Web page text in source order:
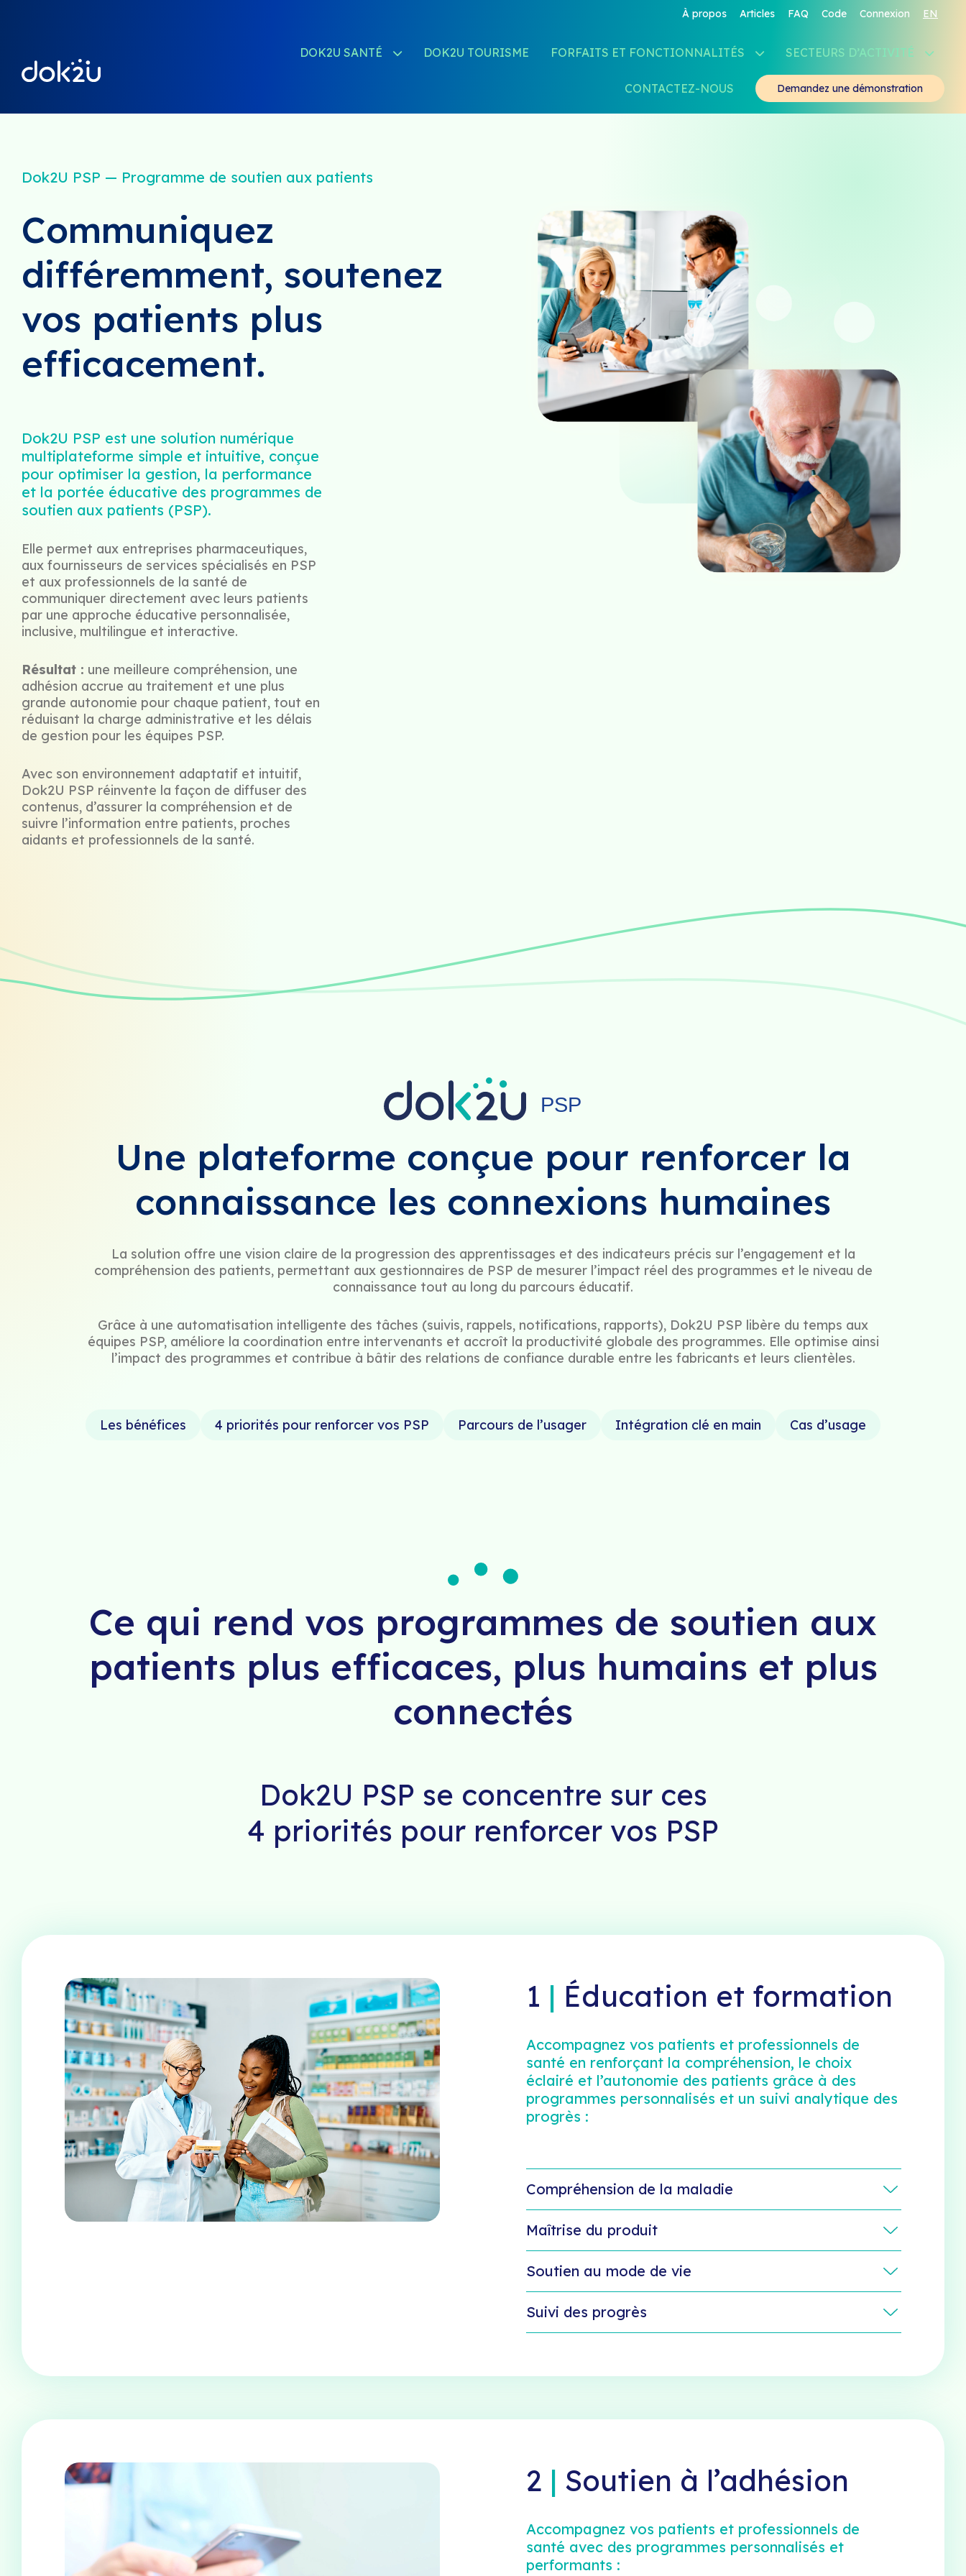
À propos Articles FAQ Code Connexion EN
DOK2U SANTÉ DOK2U TOURISME FORFAITS ET FONCTIONNALITÉS SECTEURS D’ACTIVITÉ
CONTACTEZ-NOUS Demandez une démonstration
Dok2U PSP — Programme de soutien aux patients
Communiquez
différemment, soutenez
vos patients plus
efficacement.
Dok2U PSP est une solution numérique
multiplateforme simple et intuitive, conçue
pour optimiser la gestion, la performance
et la portée éducative des programmes de
soutien aux patients (PSP).
Elle permet aux entreprises pharmaceutiques,
aux fournisseurs de services spécialisés en PSP
et aux professionnels de la santé de
communiquer directement avec leurs patients
par une approche éducative personnalisée,
inclusive, multilingue et interactive.
Résultat : une meilleure compréhension, une
adhésion accrue au traitement et une plus
grande autonomie pour chaque patient, tout en
réduisant la charge administrative et les délais
de gestion pour les équipes PSP.
Avec son environnement adaptatif et intuitif,
Dok2U PSP réinvente la façon de diffuser des
contenus, d’assurer la compréhension et de
suivre l’information entre patients, proches
aidants et professionnels de la santé.
Une plateforme conçue pour renforcer la
connaissance les connexions humaines
La solution offre une vision claire de la progression des apprentissages et des indicateurs précis sur l’engagement et la
compréhension des patients, permettant aux gestionnaires de PSP de mesurer l’impact réel des programmes et le niveau de
connaissance tout au long du parcours éducatif.
Grâce à une automatisation intelligente des tâches (suivis, rappels, notifications, rapports), Dok2U PSP libère du temps aux
équipes PSP, améliore la coordination entre intervenants et accroît la productivité globale des programmes. Elle optimise ainsi
l’impact des programmes et contribue à bâtir des relations de confiance durable entre les fabricants et leurs clientèles.
Les bénéfices 4 priorités pour renforcer vos PSP Parcours de l’usager Intégration clé en main Cas d’usage
Ce qui rend vos programmes de soutien aux
patients plus efficaces, plus humains et plus
connectés
Dok2U PSP se concentre sur ces
4 priorités pour renforcer vos PSP
1 | Éducation et formation
Accompagnez vos patients et professionnels de
santé en renforçant la compréhension, le choix
éclairé et l’autonomie des patients grâce à des
programmes personnalisés et un suivi analytique des
progrès :
Compréhension de la maladie
Maîtrise du produit
Soutien au mode de vie
Suivi des progrès
2 | Soutien à l’adhésion
Accompagnez vos patients et professionnels de
santé avec des programmes personnalisés et
performants :